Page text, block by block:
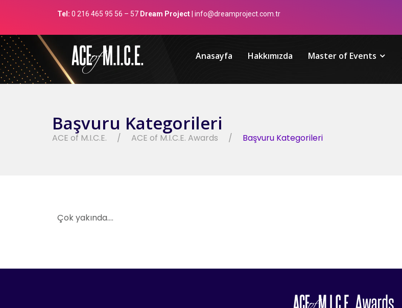
Tel: 0 216 465 95 56 – 57 Dream Project | info@dreamproject.com.tr
Anasayfa Hakkımızda Master of Events
Başvuru Kategorileri
ACE of M.I.C.E. ACE of M.I.C.E. Awards Başvuru Kategorileri
Çok yakında….